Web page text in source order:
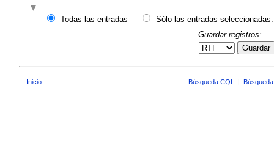
Todas las entradas
Sólo las entradas seleccionadas:
Guardar registros:
Guardar
Inicio Búsqueda CQL